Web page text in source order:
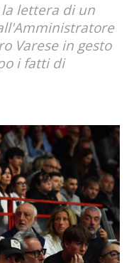
lettera di un
Varese in gesto
i fatti di